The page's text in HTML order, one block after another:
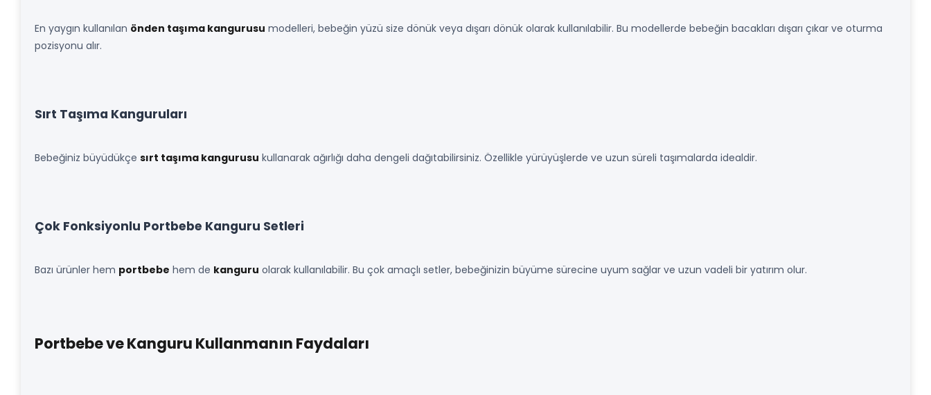
En yaygın kullanılan önden taşıma kangurusu modelleri, bebeğin yüzü size dönük veya dışarı dönük olarak kullanılabilir. Bu modellerde bebeğin bacakları dışarı çıkar ve oturma
pozisyonu alır.
Sırt Taşıma Kanguruları
Bebeğiniz büyüdükçe sırt taşıma kangurusu kullanarak ağırlığı daha dengeli dağıtabilirsiniz. Özellikle yürüyüşlerde ve uzun süreli taşımalarda idealdir.
Çok Fonksiyonlu Portbebe Kanguru Setleri
Bazı ürünler hem portbebe hem de kanguru olarak kullanılabilir. Bu çok amaçlı setler, bebeğinizin büyüme sürecine uyum sağlar ve uzun vadeli bir yatırım olur.
Portbebe ve Kanguru Kullanmanın Faydaları